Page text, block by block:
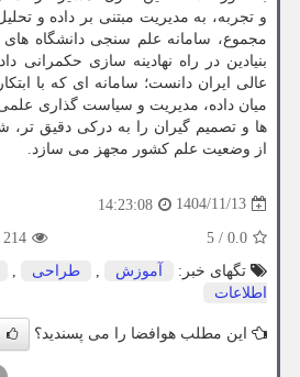
و تجربه، به مدیریت مبتنی بر داده و
مجموع، سامانه علم سنجی دانشگاه
بنیادین در راه نهادینه سازی حکمرانی
عالی ایران دانست؛ سامانه ای که با
میان داده، مدیریت و سیاست گذاری علمی
ها و تصمیم گیران را به درکی دقیق تر،
از وضعیت علم کشور مجهز می سازد.
1404/11/13
14:23:08
0.0
/
5
214
تگهای خبر:
آموزش , طراحی ,
اطلاعات
این مطلب هوافضا را می پسندید؟